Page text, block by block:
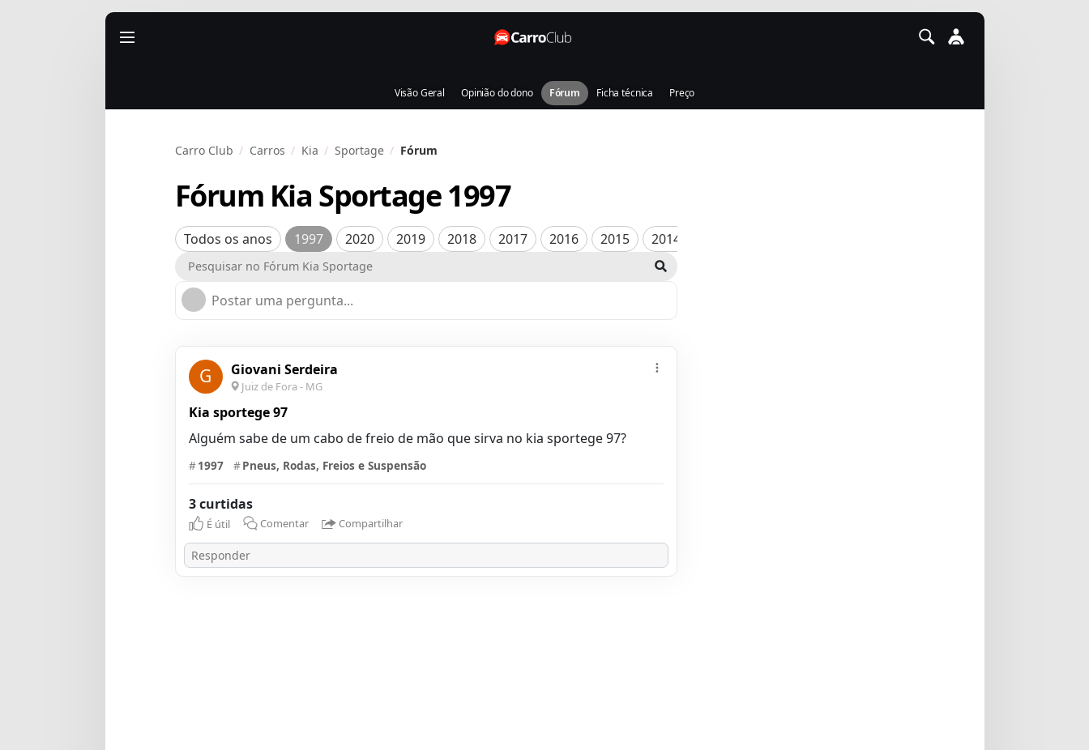
Visão Geral Opinião do dono Fórum Ficha técnica Preço
Carro Club Carros Kia Sportage Fórum
Fórum Kia Sportage1997
Todos os anos 1997 2020 2019 2018 2017 2016 2015 2014
Postar uma pergunta...
G Giovani Serdeira
Juiz de Fora - MG
Kia sportege 97
Alguém sabe de um cabo de freio de mão que sirva no kia sportege 97?
#1997 #Pneus, Rodas, Freios e Suspensão
3 curtidas
É útil Comentar Compartilhar